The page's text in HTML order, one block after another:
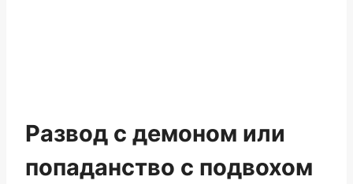
Развод с демоном или
попаданство с подвохом